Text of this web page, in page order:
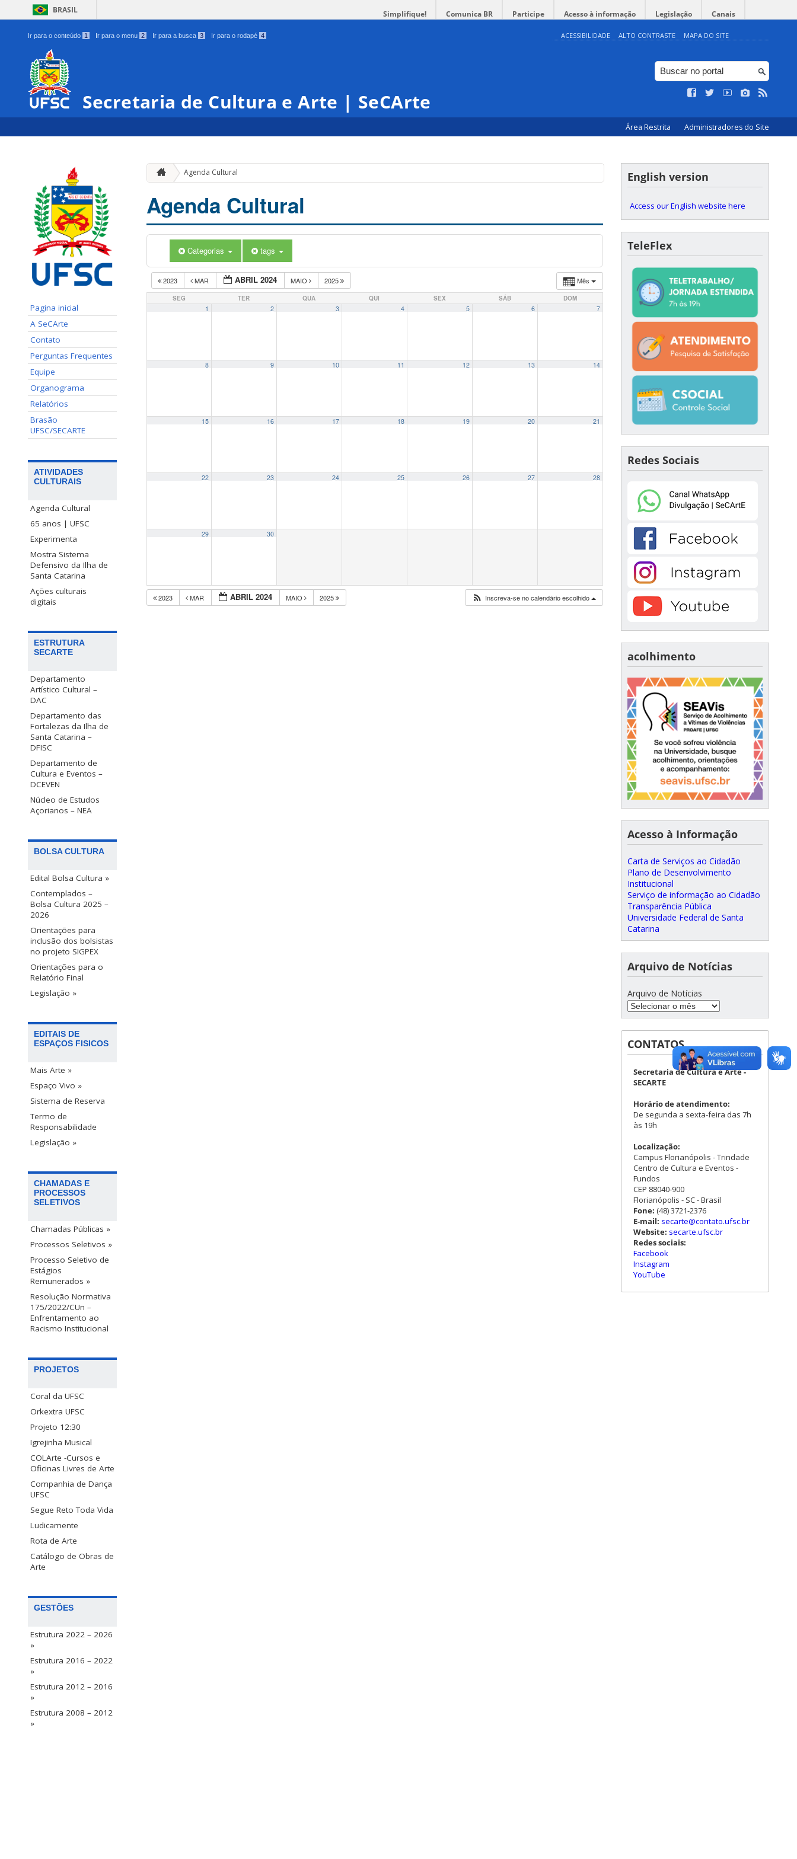
BRASIL Simplifique! Comunica BR Participe Acesso à informação Legislação Canais
Ir para o conteúdo 1 Ir para o menu 2 Ir para a busca 3 Ir para o rodapé 4 ACESSIBILIDADE ALTO CONTRASTE MAPA DO SITE
Secretaria de Cultura e Arte | SeCArte
Área Restrita Administradores do Site
Pagina inicial
A SeCArte
Contato
Perguntas Frequentes
Equipe
Organograma
Relatórios
Brasão
UFSC/SECARTE
ATIVIDADES
CULTURAIS
Agenda Cultural
65 anos | UFSC
Experimenta
Mostra Sistema
Defensivo da Ilha de
Santa Catarina
Ações culturais
digitais
ESTRUTURA
SECARTE
Departamento
Artístico Cultural –
DAC
Departamento das
Fortalezas da Ilha de
Santa Catarina –
DFISC
Departamento de
Cultura e Eventos –
DCEVEN
Núcleo de Estudos
Açorianos – NEA
BOLSA CULTURA
Edital Bolsa Cultura »
Contemplados –
Bolsa Cultura 2025 –
2026
Orientações para
inclusão dos bolsistas
no projeto SIGPEX
Orientações para o
Relatório Final
Legislação »
EDITAIS DE
ESPAÇOS FISICOS
Mais Arte »
Espaço Vivo »
Sistema de Reserva
Termo de
Responsabilidade
Legislação »
CHAMADAS E
PROCESSOS
SELETIVOS
Chamadas Públicas »
Processos Seletivos »
Processo Seletivo de
Estágios
Remunerados »
Resolução Normativa
175/2022/CUn –
Enfrentamento ao
Racismo Institucional
PROJETOS
Coral da UFSC
Orkextra UFSC
Projeto 12:30
Igrejinha Musical
COLArte -Cursos e
Oficinas Livres de Arte
Companhia de Dança
UFSC
Segue Reto Toda Vida
Ludicamente
Rota de Arte
Catálogo de Obras de
Arte
GESTÕES
Estrutura 2022 – 2026
»
Estrutura 2016 – 2022
»
Estrutura 2012 – 2016
»
Estrutura 2008 – 2012
»
Agenda Cultural
Agenda Cultural
Categorias tags
Mês
2023 MAR ABRIL 2024 MAIO 2025
SEG TER QUA QUI SEX SÁB DOM
1 2 3 4 5 6 7
8 9 10 11 12 13 14
15 16 17 18 19 20 21
22 23 24 25 26 27 28
29 30
2023 MAR ABRIL 2024 MAIO 2025 Inscreva-se no calendário escolhido
English version
Access our English website here
TeleFlex
Redes Sociais
acolhimento
Acesso à Informação
Carta de Serviços ao Cidadão
Plano de Desenvolvimento
Institucional
Serviço de informação ao Cidadão
Transparência Pública
Universidade Federal de Santa
Catarina
Arquivo de Notícias
Arquivo de Notícias
CONTATOS
Secretaria de Cultura e Arte -
SECARTE
Horário de atendimento:
De segunda a sexta-feira das 7h
às 19h
Localização:
Campus Florianópolis - Trindade
Centro de Cultura e Eventos -
Fundos
CEP 88040-900
Florianópolis - SC - Brasil
Fone: (48) 3721-2376
E-mail: secarte@contato.ufsc.br
Website: secarte.ufsc.br
Redes sociais:
Facebook
Instagram
YouTube